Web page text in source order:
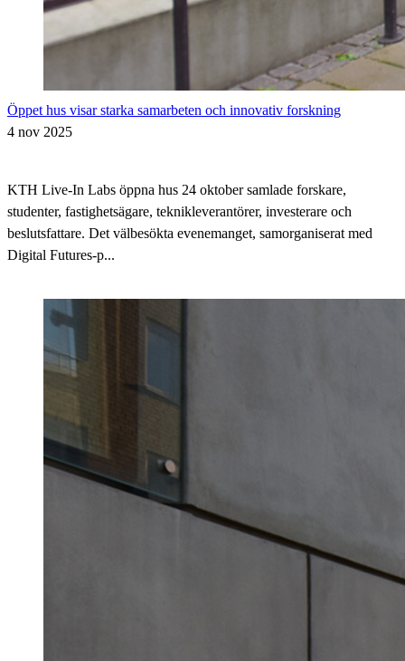
Öppet hus visar starka samarbeten och innovativ forskning
4 nov 2025
KTH Live-In Labs öppna hus 24 oktober samlade forskare,
studenter, fastighetsägare, teknikleverantörer, investerare och
beslutsfattare. Det välbesökta evenemanget, samorganiserat med
Digital Futures-p...